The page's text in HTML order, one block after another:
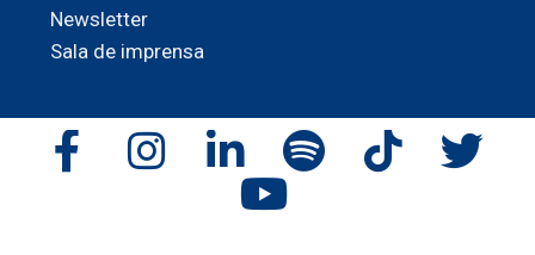
Newsletter
Sala de imprensa